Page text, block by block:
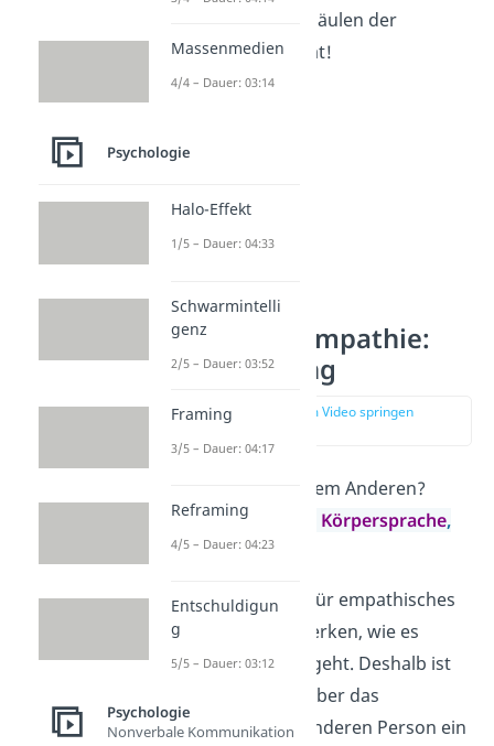
genau es mit den 4 Säulen der
Empathie auf sich hat!
1. Säule der Empathie:
Wahrnehmung
zur Stelle im Video springen
Wie geht es dem Anderen?
Bestandteile:
Körpersprache,
Sprache
DieVoraussetzung
für empathisches
Handeln ist, zu bemerken, wie es
deinem Gegenüber geht. Deshalb ist
die Wahrnehmung über das
Wohlbefindender anderen Person ein
Massenmedien
4/4 – Dauer: 03:14
Psychologie
Halo-Effekt
1/5 – Dauer: 04:33
Schwarmintelli
genz
2/5 – Dauer: 03:52
Framing
3/5 – Dauer: 04:17
Reframing
4/5 – Dauer: 04:23
Entschuldigun
g
5/5 – Dauer: 03:12
Psychologie
Nonverbale Kommunikation